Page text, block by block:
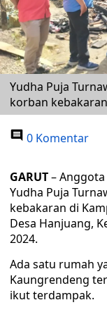
Yudha Puja
korban
0 Komentar
GARUT–
Yudha Puja
kebakaran di
Desa Hanjuang,
2024.
Ada satu rumah
Kaungrendeng
ikut terdampak.